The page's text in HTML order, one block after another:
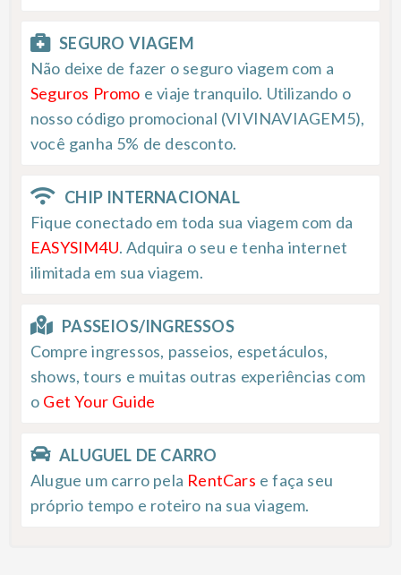
SEGURO VIAGEM
Não deixe de fazer o seguro viagem com a
Seguros Promo e viaje tranquilo. Utilizando o
nosso código promocional (VIVINAVIAGEM5),
você ganha 5% de desconto.
CHIP INTERNACIONAL
Fique conectado em toda sua viagem com da
EASYSIM4U. Adquira o seu e tenha internet
ilimitada em sua viagem.
PASSEIOS/INGRESSOS
Compre ingressos, passeios, espetáculos,
shows, tours e muitas outras experiências com
o Get Your Guide
ALUGUEL DE CARRO
Alugue um carro pela RentCars e faça seu
próprio tempo e roteiro na sua viagem.